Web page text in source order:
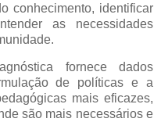
conhecimento, identificar
as necessidades
fornece dados
de políticas e a
mais eficazes,
são mais necessários e